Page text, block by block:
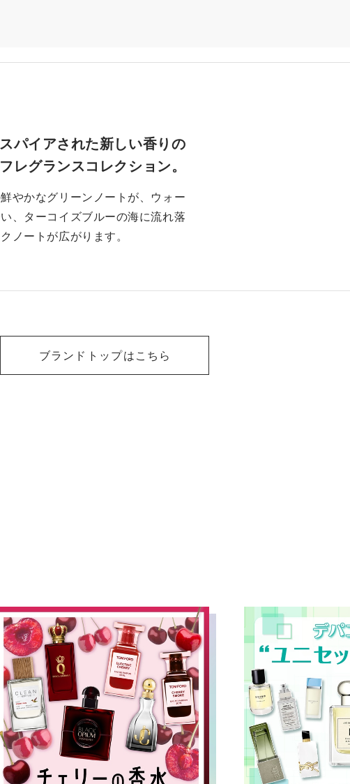
パイアされた新しい香りの
レグランスコレクション。
やかなグリーンノートが、ウォー
、ターコイズブルーの海に流れ落
ノートが広がります。
ブランドトップはこちら